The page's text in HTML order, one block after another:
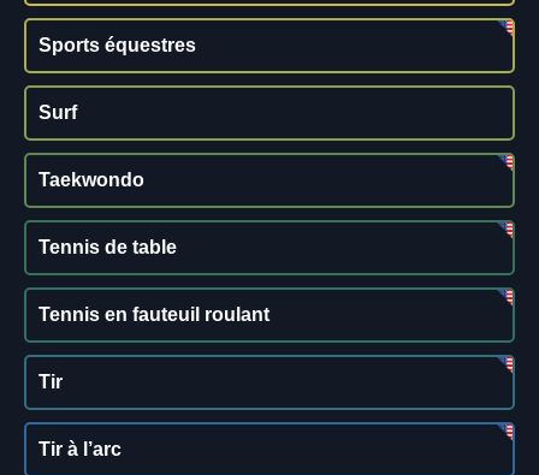
Sports équestres
Surf
Taekwondo
Tennis de table
Tennis en fauteuil roulant
Tir
Tir à l’arc